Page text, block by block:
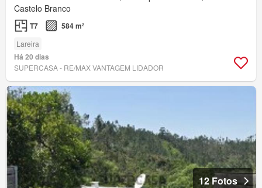
Castelo Branco
T7 584 m²
Lareira
Há 20 dias
SUPERCASA - RE/MAX VANTAGEM LIDADOR
12 Fotos